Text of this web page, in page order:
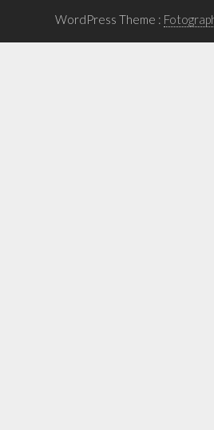
WordPress Theme :